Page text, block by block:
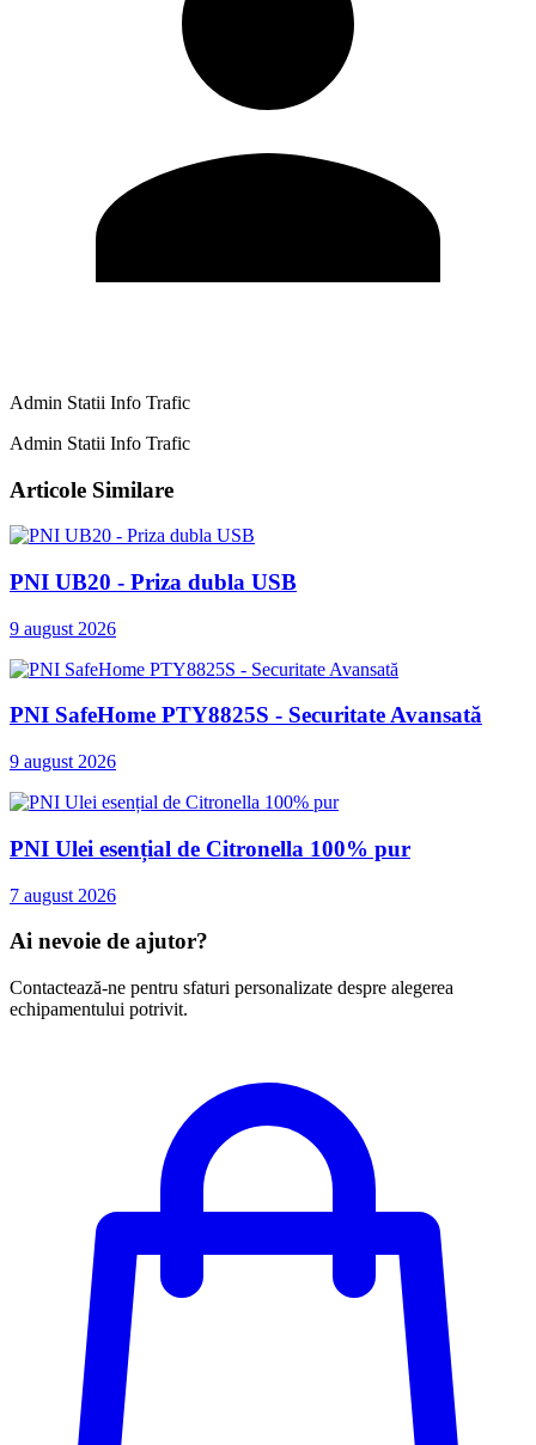
Admin Statii Info Trafic
Admin Statii Info Trafic
Articole Similare
PNI UB20 - Priza dubla USB
9 august 2026
PNI SafeHome PTY8825S - Securitate Avansată
9 august 2026
PNI Ulei esențial de Citronella 100% pur
7 august 2026
Ai nevoie de ajutor?
Contactează-ne pentru sfaturi personalizate despre alegerea
echipamentului potrivit.